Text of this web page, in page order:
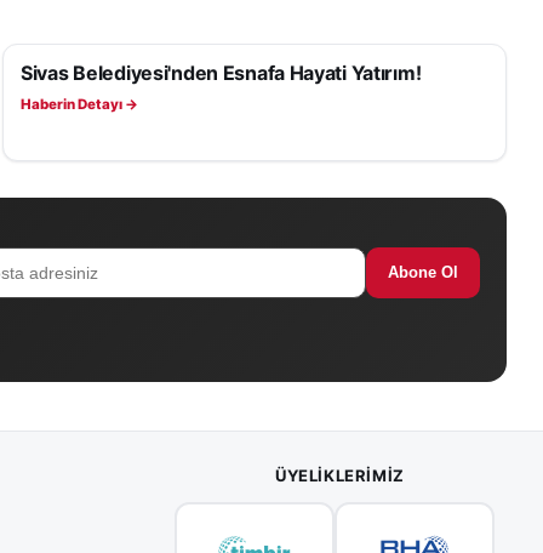
SAĞLIK
Sivas Belediyesi'nden Esnafa Hayati Yatırım!
Haberin Detayı →
Abone Ol
ÜYELIKLERIMIZ